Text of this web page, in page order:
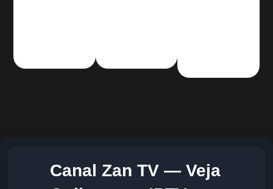
Canal Zan TV — Veja